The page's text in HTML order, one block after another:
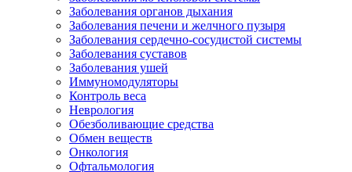
Заболевания органов дыхания
Заболевания печени и желчного пузыря
Заболевания сердечно-сосудистой системы
Заболевания суставов
Заболевания ушей
Иммуномодуляторы
Контроль веса
Неврология
Обезболивающие средства
Обмен веществ
Онкология
Офтальмология